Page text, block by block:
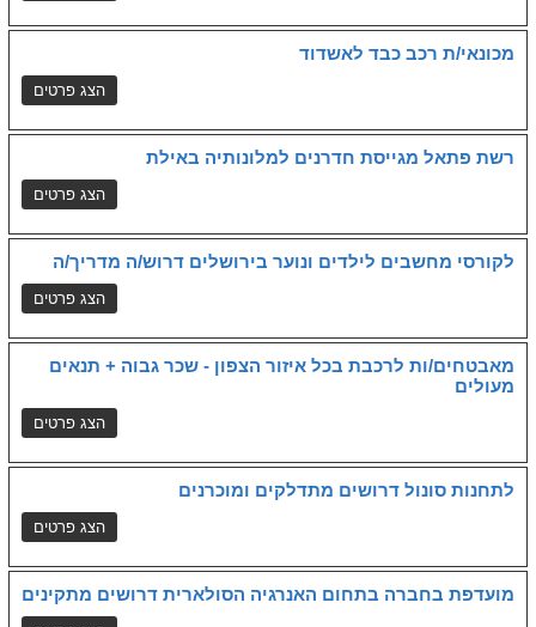
מכונאי/ת רכב כבד לאשדוד
רשת פתאל מגייסת חדרנים למלונותיה באילת
לקורסי מחשבים לילדים ונוער בירושלים דרוש/ה מדריך/ה
מאבטחים/ות לרכבת בכל איזור הצפון - שכר גבוה + תנאים
מעולים
לתחנות סונול דרושים מתדלקים ומוכרנים
מועדפת בחברה בתחום האנרגיה הסולארית דרושים מתקינים